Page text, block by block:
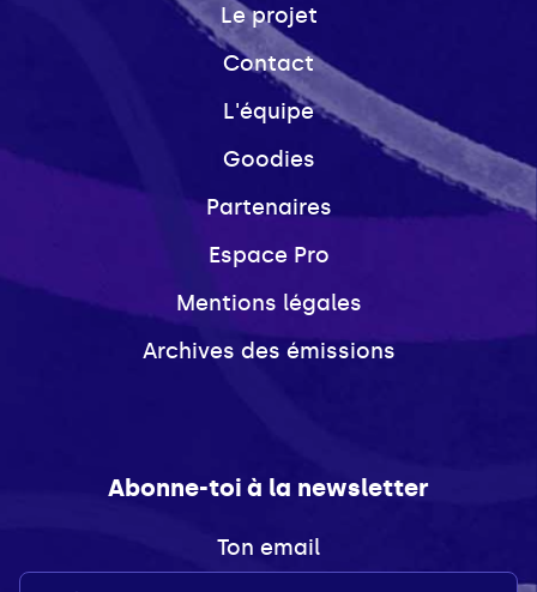
Le projet
Contact
L'équipe
Goodies
Partenaires
Espace Pro
Mentions légales
Archives des émissions
Abonne-toi à la newsletter
Ton email